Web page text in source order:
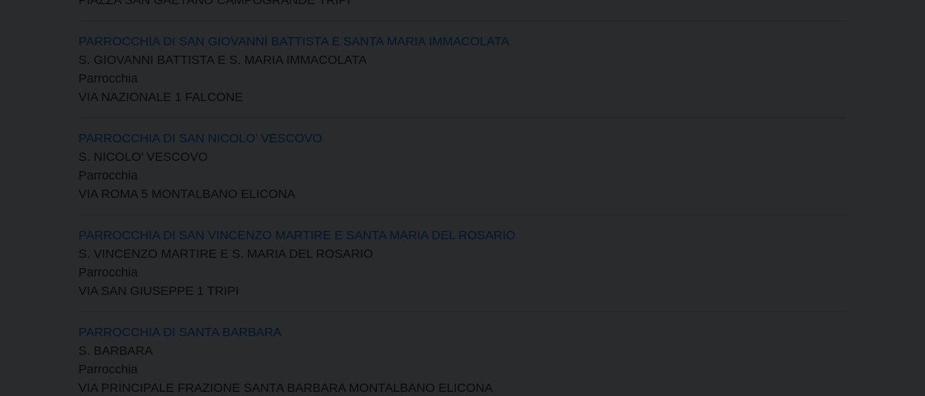
PARROCCHIA DI SAN GIOVANNI BATTISTA E SANTA MARIA IMMACOLATA
S. GIOVANNI BATTISTA E S. MARIA IMMACOLATA
Parrocchia
VIA NAZIONALE 1 FALCONE
PARROCCHIA DI SAN NICOLO’ VESCOVO
S. NICOLO' VESCOVO
Parrocchia
VIA ROMA 5 MONTALBANO ELICONA
PARROCCHIA DI SAN VINCENZO MARTIRE E SANTA MARIA DEL ROSARIO
S. VINCENZO MARTIRE E S. MARIA DEL ROSARIO
Parrocchia
VIA SAN GIUSEPPE 1 TRIPI
PARROCCHIA DI SANTA BARBARA
S. BARBARA
Parrocchia
VIA PRINCIPALE FRAZIONE SANTA BARBARA MONTALBANO ELICONA